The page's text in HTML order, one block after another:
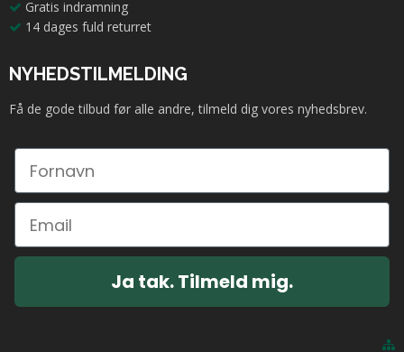
Gratis indramning
14 dages fuld returret
NYHEDSTILMELDING
Få de gode tilbud før alle andre, tilmeld dig vores nyhedsbrev.
Ja tak. Tilmeld mig.